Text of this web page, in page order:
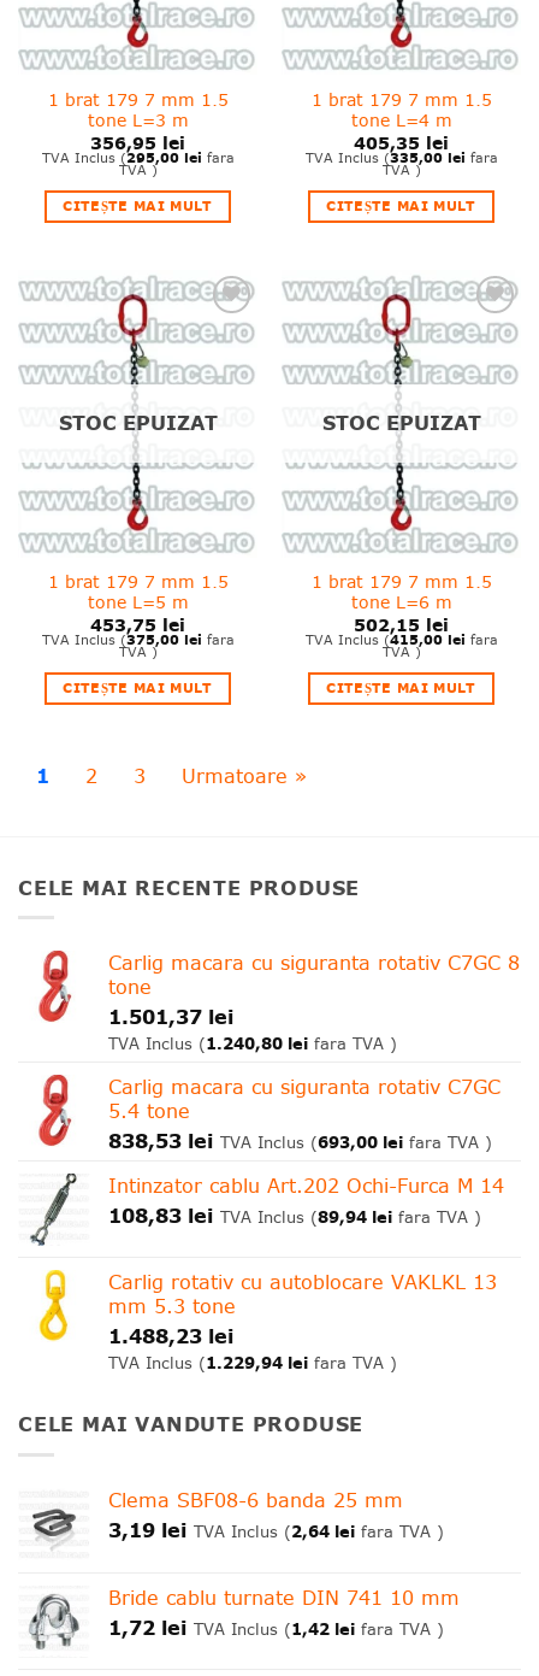
1 brat 179 7 mm 1.5
tone L=3 m
356,95 lei
TVA Inclus (295,00 lei fara
TVA )
CITEȘTE MAI MULT
1 brat 179 7 mm 1.5
tone L=4 m
405,35 lei
TVA Inclus (335,00 lei fara
TVA )
CITEȘTE MAI MULT
❤
Adauga
in
wishlist!
STOC EPUIZAT
1 brat 179 7 mm 1.5
tone L=5 m
453,75 lei
TVA Inclus (375,00 lei fara
TVA )
CITEȘTE MAI MULT
❤
Adauga
in
wishlist!
STOC EPUIZAT
1 brat 179 7 mm 1.5
tone L=6 m
502,15 lei
TVA Inclus (415,00 lei fara
TVA )
CITEȘTE MAI MULT
1 2 3 Urmatoare »
CELE MAI RECENTE PRODUSE
Carlig macara cu siguranta rotativ C7GC 8
tone
1.501,37 lei
TVA Inclus (1.240,80 lei fara TVA )
Carlig macara cu siguranta rotativ C7GC
5.4 tone
838,53 lei TVA Inclus (693,00 lei fara TVA )
Intinzator cablu Art.202 Ochi-Furca M 14
108,83 lei TVA Inclus (89,94 lei fara TVA )
Carlig rotativ cu autoblocare VAKLKL 13
mm 5.3 tone
1.488,23 lei
TVA Inclus (1.229,94 lei fara TVA )
CELE MAI VANDUTE PRODUSE
Clema SBF08-6 banda 25 mm
3,19 lei TVA Inclus (2,64 lei fara TVA )
Bride cablu turnate DIN 741 10 mm
1,72 lei TVA Inclus (1,42 lei fara TVA )